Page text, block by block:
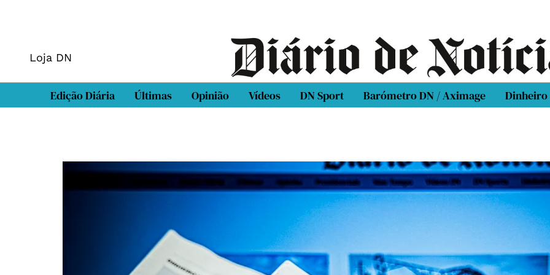
Loja DN
Edição Diária Últimas Opinião Vídeos DN Sport Barómetro DN / Aximage Dinheiro